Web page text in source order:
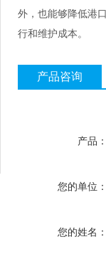
外，也能够降低港
行和维护成本。
产品咨询
产品：
您的单位：
您的姓名：